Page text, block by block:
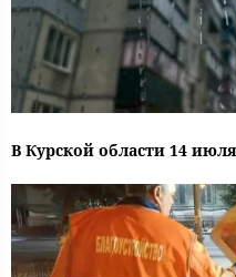
В Курской области 14